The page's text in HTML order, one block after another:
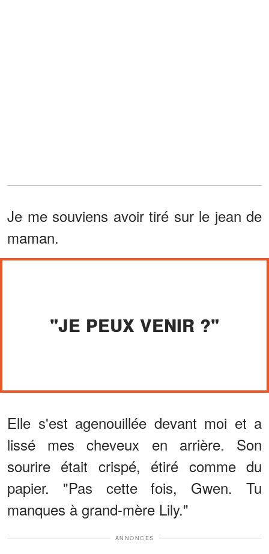
Je me souviens avoir tiré sur le jean de
maman.
"JE PEUX VENIR ?"
Elle s'est agenouillée devant moi et a
lissé mes cheveux en arrière. Son
sourire était crispé, étiré comme du
papier. "Pas cette fois, Gwen. Tu
manques à grand-mère Lily."
ANNONCES